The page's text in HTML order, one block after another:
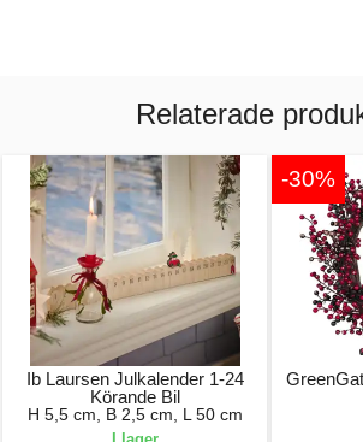
Relaterade
Ib Laursen Julkalender 1-24
Körande Bil
H 5,5 cm, B 2,5 cm, L 50 cm
-30%